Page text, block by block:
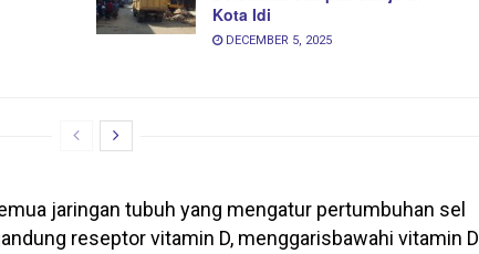
Kota Idi
DECEMBER 5, 2025
jaringan tubuh yang mengatur pertumbuhan sel
reseptor vitamin D, menggarisbawahi vitamin D